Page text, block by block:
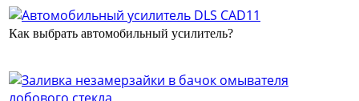
Как выбрать автомобильный усилитель?